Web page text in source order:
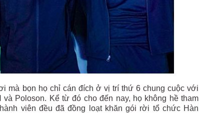
mà bọn họ chỉ cán đích ở vị trí thứ 6 chung cuộc với
Poloson. Kể từ đó cho đến nay, họ không hề tham
viên đều đã đồng loạt khăn gói rời tổ chức Hàn